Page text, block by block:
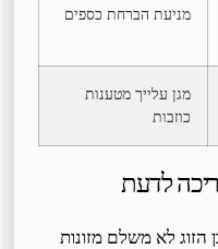
מניעת הברחת כספים
מגן עלייך מטענות
כוזבות
לדעת
לא משלם מזונות